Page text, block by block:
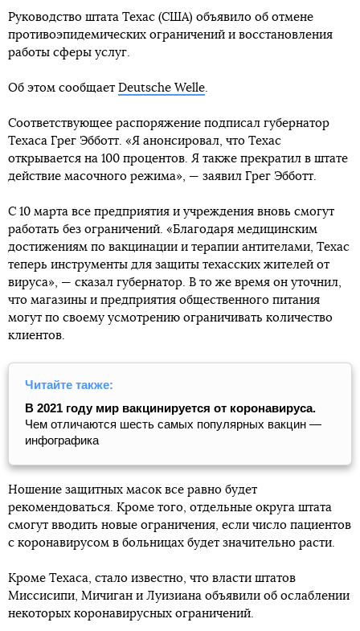
Руководство штата Техас (США) объявило об отмене
противоэпидемических ограничений и восстановления
работы сферы услуг.
Об этом сообщает Deutsche Welle.
Соответствующее распоряжение подписал губернатор
Техаса Грег Эбботт. «Я анонсировал, что Техас
открывается на 100 процентов. Я также прекратил в штате
действие масочного режима», — заявил Грег Эбботт.
С 10 марта все предприятия и учреждения вновь смогут
работать без ограничений. «Благодаря медицинским
достижениям по вакцинации и терапии антителами, Техас
теперь инструменты для защиты техасских жителей от
вируса», — сказал губернатор. В то же время он уточнил,
что магазины и предприятия общественного питания
могут по своему усмотрению ограничивать количество
клиентов.
Читайте также:
В 2021 году мир вакцинируется от коронавируса.
Чем отличаются шесть самых популярных вакцин —
инфографика
Ношение защитных масок все равно будет
рекомендоваться. Кроме того, отдельные округа штата
смогут вводить новые ограничения, если число пациентов
с коронавирусом в больницах будет значительно расти.
Кроме Техаса, стало известно, что власти штатов
Миссисипи, Мичиган и Луизиана объявили об ослаблении
некоторых коронавирусных ограничений.